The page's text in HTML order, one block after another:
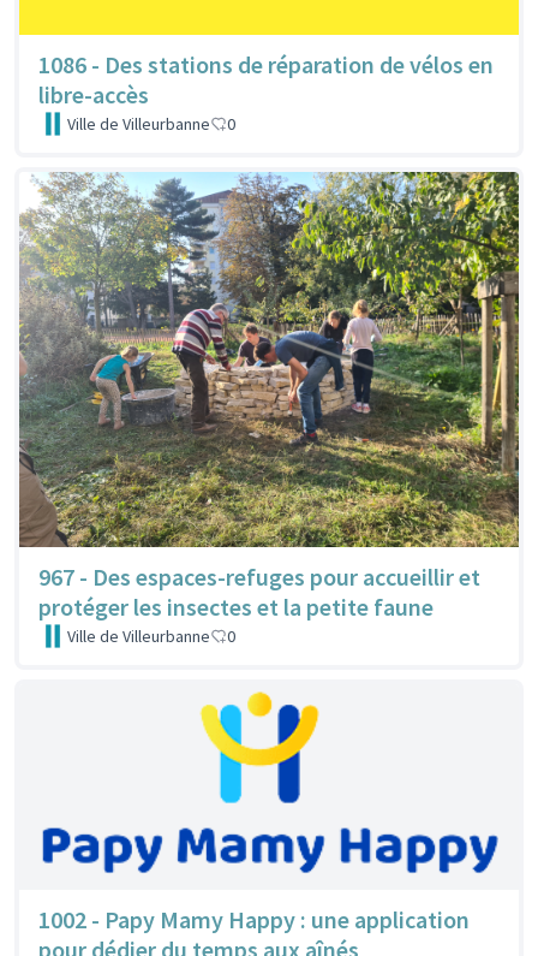
1086 - Des stations de réparation de vélos en
libre-accès
Ville de Villeurbanne 0
967 - Des espaces-refuges pour accueillir et
protéger les insectes et la petite faune
Ville de Villeurbanne 0
1002 - Papy Mamy Happy : une application
pour dédier du temps aux aînés